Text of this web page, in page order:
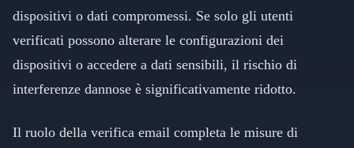
dispositivi o dati compromessi. Se solo gli utenti
verificati possono alterare le configurazioni dei
dispositivi o accedere a dati sensibili, il rischio di
interferenze dannose è significativamente ridotto.
Il ruolo della verifica email completa le misure di